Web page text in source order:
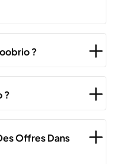
?
?
Offres Dans